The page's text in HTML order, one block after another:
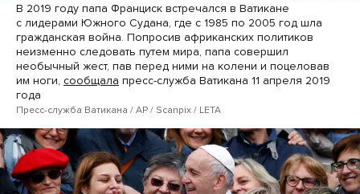
В 2019 году папа Франциск встречался в Ватикане
с лидерами Южного Судана, где с 1985 по 2005 год шла
гражданская война. Попросив африканских политиков
неизменно следовать путем мира, папа совершил
необычный жест, пав перед ними на колени и поцеловав
им ноги, сообщала пресс-служба Ватикана 11 апреля 2019
года
Пресс-служба Ватикана / AP / Scanpix / LETA